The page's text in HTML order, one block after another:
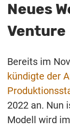
Neues
Venture
Bereits im
kündigte der
2022 an. Nun
Modell wird